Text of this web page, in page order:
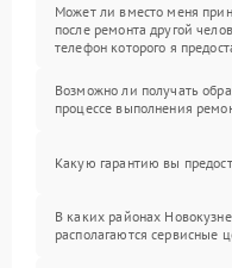
Может ли вместо меня
после ремонта другой
телефон которого я
Возможно ли получать
процессе выполнения
Какую гарантию вы
В каких районах
располагаются сервисные